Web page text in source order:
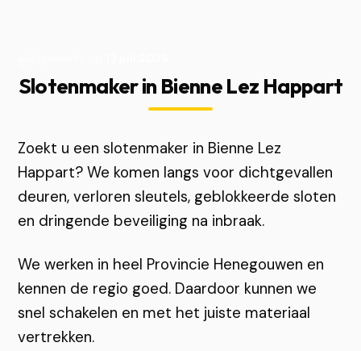
Slotenmaker in Bienne Lez Happart
Zoekt u een slotenmaker in Bienne Lez
Happart? We komen langs voor dichtgevallen
deuren, verloren sleutels, geblokkeerde sloten
en dringende beveiliging na inbraak.
We werken in heel Provincie Henegouwen en
kennen de regio goed. Daardoor kunnen we
snel schakelen en met het juiste materiaal
vertrekken.